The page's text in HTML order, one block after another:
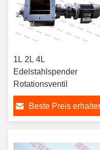
1L 2L 4L
Edelstahlspender
Rotationsventil
Beste Preis